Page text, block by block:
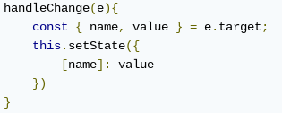
handleChange(e){
const
{ name, value } = e. target ;
this. setState({
[name]:
value
})
}